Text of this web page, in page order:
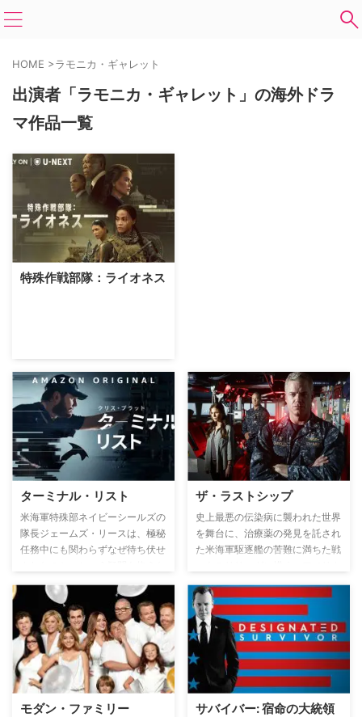
HOME >ラモニカ・ギャレット
出演者「ラモニカ・ギャレット」の海外ドラ
マ作品一覧
特殊作戦部隊：ライオネス
ターミナル・リスト
米海軍特殊部ネイビーシールズの
隊長ジェームズ・リースは、極秘
任務中にも関わらずなぜ待ち伏せ
し、新たな証拠が明らかになるに
つれ、リースはある陰謀の存在を
知り、自身の人生だけでなく、愛
する人々の人生も危険に晒すこと
に―。
ザ・ラストシップ
史上最悪の伝染病に襲われた世界
を舞台に、治療薬の発見を託され
た米海軍駆逐艦の苦難に満ちた戦
ネイサン・ジェームズを舞台に、
水上戦・対空戦・艦内での戦闘・
上陸部隊による地上戦が描かれる
大迫力のミリタリーアクション。
モダン・ファミリー サバイバー: 宿命の大統領